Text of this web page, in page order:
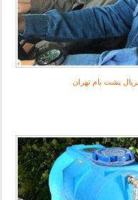
پشت بام تهران